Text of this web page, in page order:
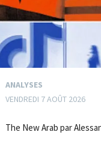
ANALYSES
VENDREDI 7 AOÛT 2026
The New Arab par